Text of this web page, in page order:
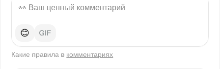
😊
Какие правила в комментариях